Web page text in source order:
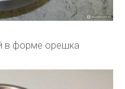
в форме орешка